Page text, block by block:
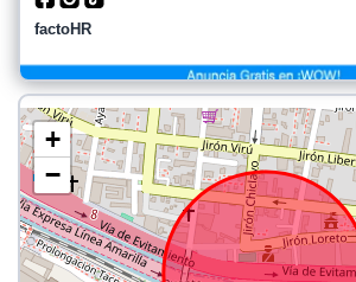
factoHR
+
−